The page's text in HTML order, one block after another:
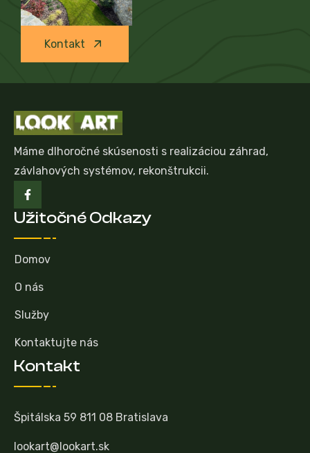
Kontakt
Máme dlhoročné skúsenosti s realizáciou záhrad,
závlahových systémov, rekonštrukcii.
Užitočné Odkazy
Domov
O nás
Služby
Kontaktujte nás
Kontakt
Špitálska 59 811 08 Bratislava
lookart@lookart.sk